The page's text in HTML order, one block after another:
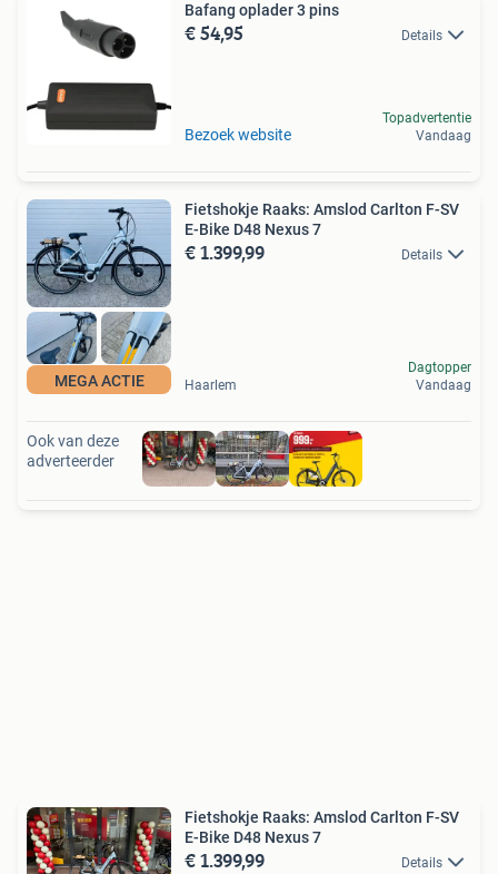
Bafang oplader 3 pins
€ 54,95 Details
Bezoek website
Topadvertentie
Vandaag
MEGA ACTIE
Fietshokje Raaks: Amslod Carlton F-SV
E-Bike D48 Nexus 7
€ 1.399,99 Details
Haarlem
Dagtopper
Vandaag
Ook van deze
adverteerder
Fietshokje Raaks: Amslod Carlton F-SV
E-Bike D48 Nexus 7
€ 1.399,99 Details